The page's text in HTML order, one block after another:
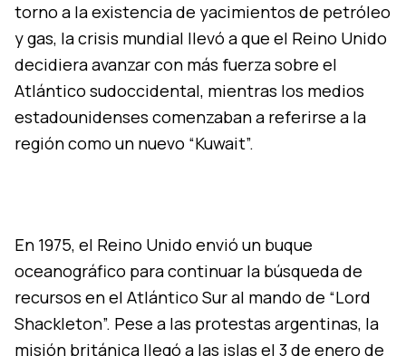
torno a la existencia de yacimientos de petróleo
y gas, la crisis mundial llevó a que el Reino Unido
decidiera avanzar con más fuerza sobre el
Atlántico sudoccidental, mientras los medios
estadounidenses comenzaban a referirse a la
región como un nuevo “Kuwait”.
En 1975, el Reino Unido envió un buque
oceanográfico para continuar la búsqueda de
recursos en el Atlántico Sur al mando de “Lord
Shackleton”. Pese a las protestas argentinas, la
misión británica llegó a las islas el 3 de enero de